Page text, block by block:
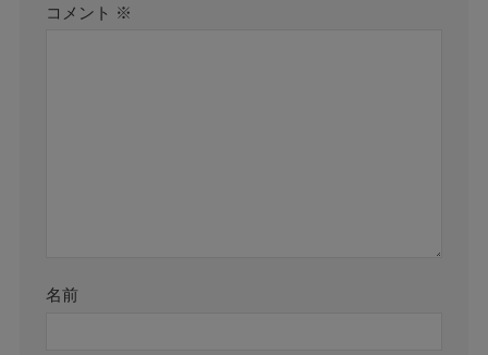
コメント ※
名前